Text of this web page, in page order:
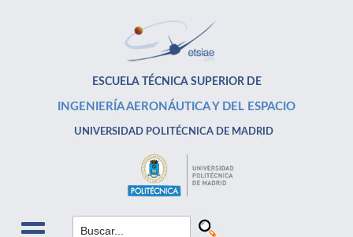
ESCUELA TÉCNICA SUPERIOR DE
INGENIERÍA AERONÁUTICA Y DEL ESPACIO
UNIVERSIDAD POLITÉCNICA DE MADRID